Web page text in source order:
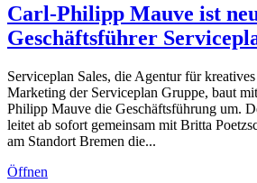
Carl-Philipp Mauve ist
Geschäftsführer
Serviceplan Sales, die Agentur für
Marketing der Serviceplan Gruppe, baut
Philipp Mauve die Geschäftsführung um.
leitet ab sofort gemeinsam mit Britta
am Standort Bremen die...
Öffnen